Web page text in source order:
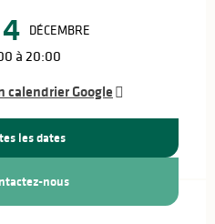
4 DÉCEMBRE
à 20:00
calendrier Google
les dates
nous